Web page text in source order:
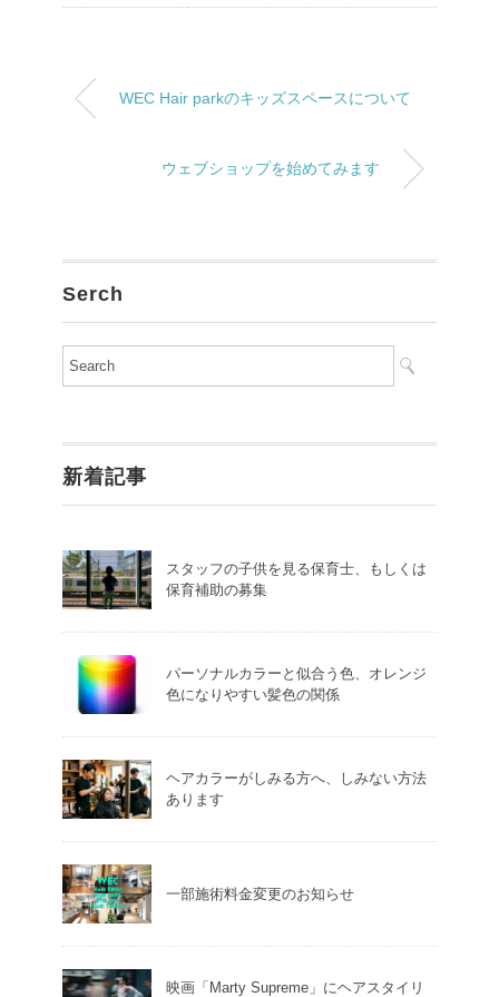
WEC Hair parkのキッズスペースについて
ウェブショップを始めてみます
Serch
新着記事
スタッフの子供を見る保育士、もしくは
保育補助の募集
パーソナルカラーと似合う色、オレンジ
色になりやすい髪色の関係
ヘアカラーがしみる方へ、しみない方法
あります
一部施術料金変更のお知らせ
映画「Marty Supreme」にヘアスタイリ